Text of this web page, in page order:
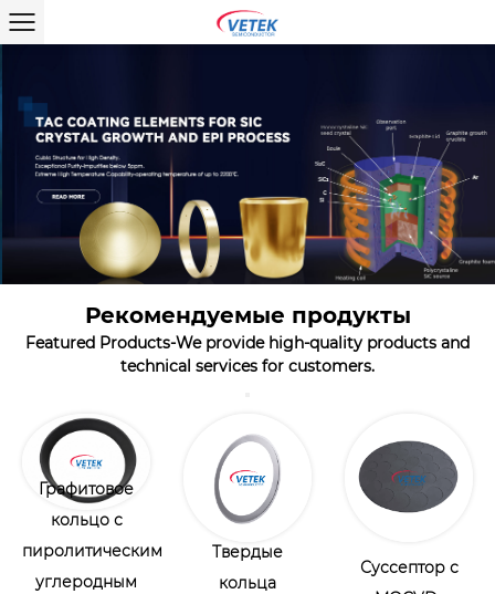
Рекомендуемые продукты
Featured Products-We provide high-quality products and
technical services for customers.
Твердые
кольца
Суссептор с
планетарный